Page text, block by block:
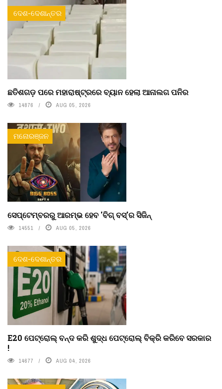
ଦେଶ-ଦେଶାନ୍ତର
ଛତିଶଗଡ଼ ପରେ ମହାରାଷ୍ଟ୍ରରେ ବ୍ୟାନ ହେଲା ଆନାଲଗ ପନିର
14876 AUG 05, 2026
ମନୋରଞ୍ଜନ
ସେପ୍ଟେମ୍ବରରୁ ଆରମ୍ଭ ହେବ 'ବିଗ୍ ବସ୍'ର ସିଜିନ୍
14551 AUG 05, 2026
ଦେଶ-ଦେଶାନ୍ତର
E20 ପେଟ୍ରୋଲ୍ ବନ୍ଦ କରି ଶୁଦ୍ଧ ପେଟ୍ରୋଲ୍ ବିକ୍ରି କରିବେ ସରକାର
!
14677 AUG 04, 2026